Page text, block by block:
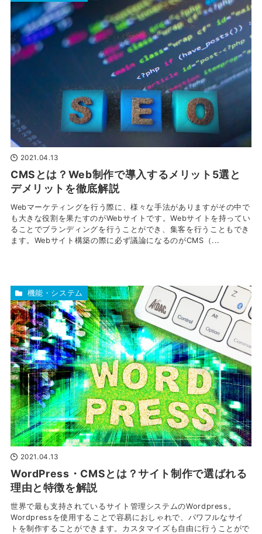
2021.04.13
CMSとは？Web制作で導入するメリット5選と
デメリットを徹底解説
Webマーケティングを行う際に、様々な手法がありますがその中で
も大きな役割を果たすのがWebサイトです。Webサイトを持ってい
ることでブランディングを行うことができ、集客を行うこともでき
ます。Webサイト構築の際に必ず議論になるのがCMS（...
2021.04.13
WordPress・CMSとは？サイト制作で選ばれる
理由と特徴を解説
世界で最も支持されているサイト管理システムのWordpress。
Wordpressを使用することで容易におしゃれで、パワフルなサイ
トを制作することができます。カスタマイズも自由に行うことがで
機能・システム